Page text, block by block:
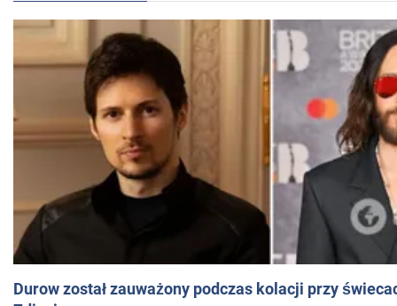
Durow został zauważony podczas kolacji przy